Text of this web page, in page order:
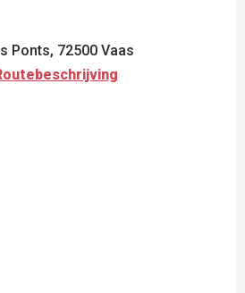
Ponts, 72500 Vaas